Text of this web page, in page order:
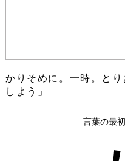
かりそめに。一時。と
しよう」
言葉の最